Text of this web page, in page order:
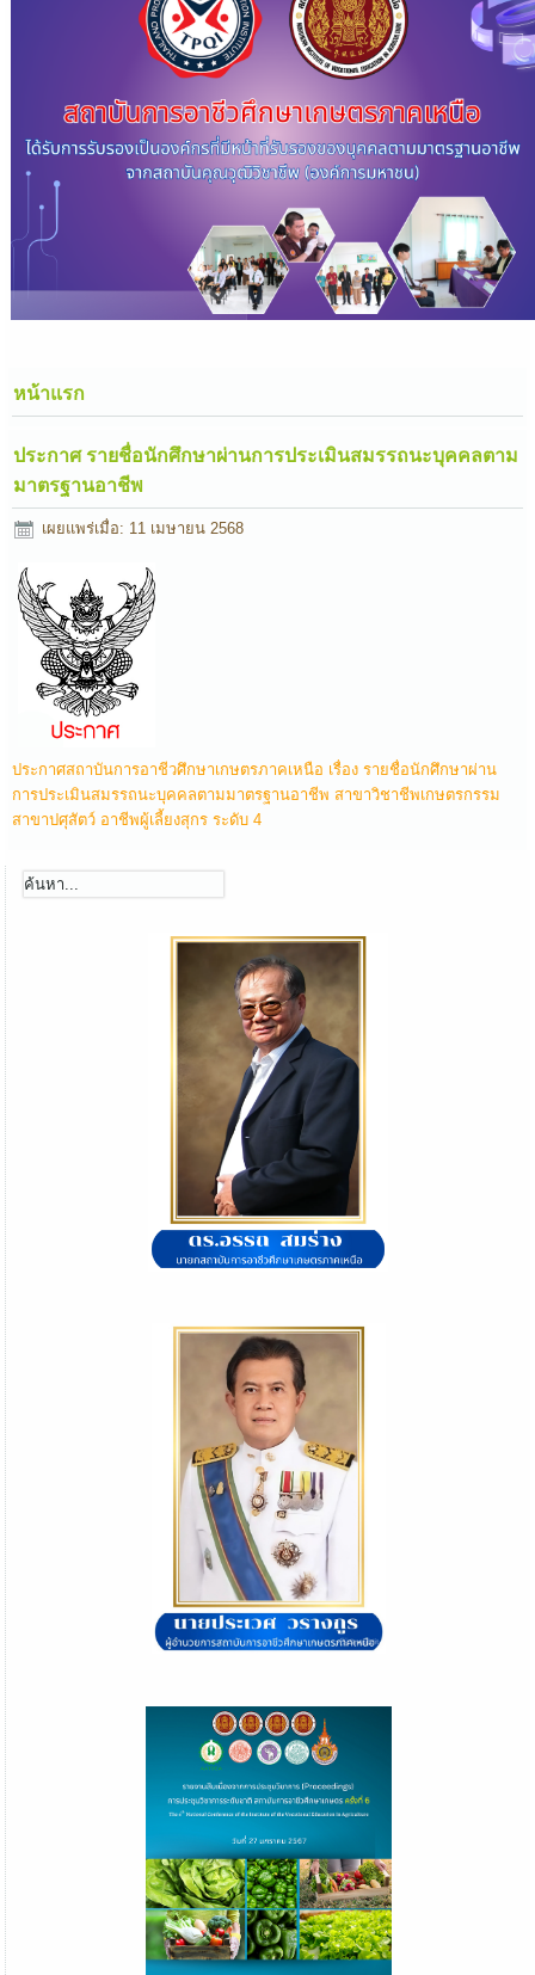
หน้าแรก
ประกาศ รายชื่อนักศึกษาผ่านการประเมินสมรรถนะบุคคลตาม
มาตรฐานอาชีพ
เผยแพร่เมื่อ: 11 เมษายน 2568
ประกาศสถาบันการอาชีวศึกษาเกษตรภาคเหนือ เรื่อง รายชื่อนักศึกษาผ่าน
การประเมินสมรรถนะบุคคลตามมาตรฐานอาชีพ สาขาวิชาชีพเกษตรกรรม
สาขาปศุสัตว์ อาชีพผู้เลี้ยงสุกร ระดับ 4